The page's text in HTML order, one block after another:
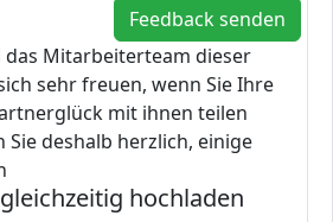
Mitarbeiterteam dieser
sehr freuen, wenn Sie Ihre
mit ihnen teilen
deshalb herzlich, einige
hochladen